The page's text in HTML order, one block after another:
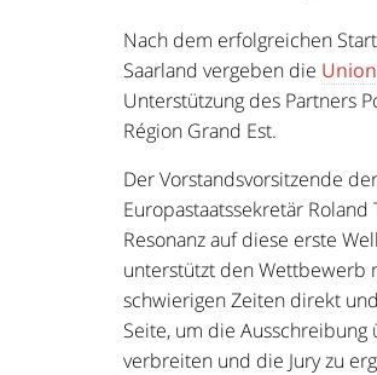
Nach dem erfolgreichen
Saarland vergeben die
Unterstützung des Partners
Région Grand Est.
Der Vorstandsvorsitzende
Europastaatssekretär
Resonanz auf diese erste
unterstützt den Wettbewerb
schwierigen Zeiten direkt
Seite, um die
verbreiten und die Jury zu